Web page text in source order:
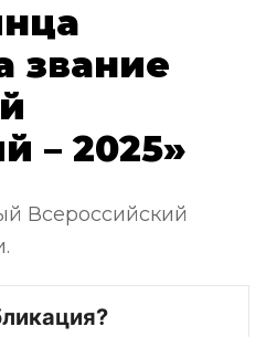
звание
– 2025»
Всероссийский